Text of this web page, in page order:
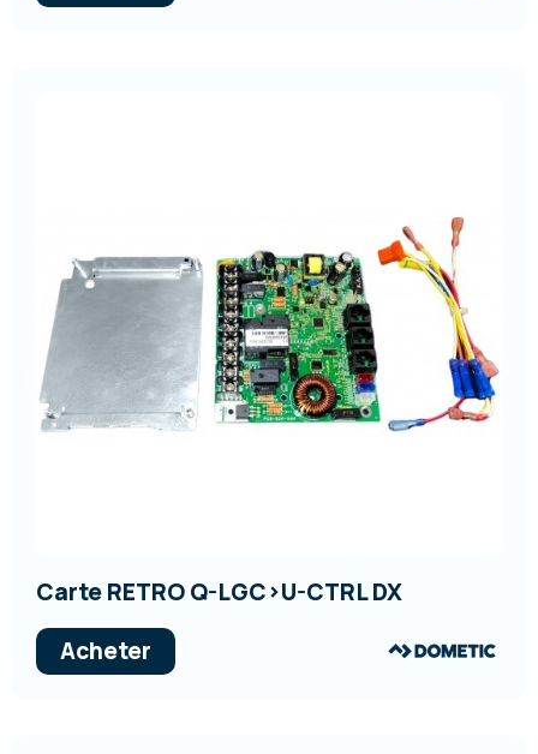
Carte RETRO Q-LGC>U-CTRL DX
Acheter